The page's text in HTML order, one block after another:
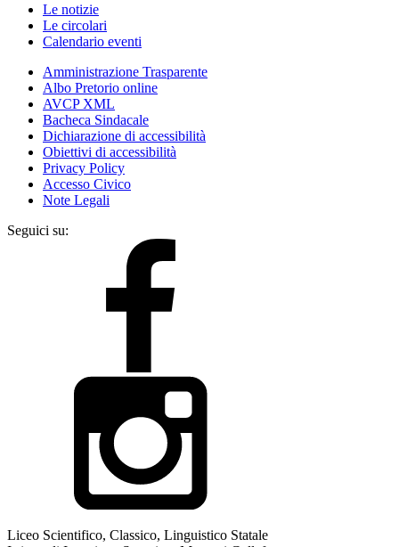
Le notizie
Le circolari
Calendario eventi
Amministrazione Trasparente
Albo Pretorio online
AVCP XML
Bacheca Sindacale
Dichiarazione di accessibilità
Obiettivi di accessibilità
Privacy Policy
Accesso Civico
Note Legali
Seguici su:
Liceo Scientifico, Classico, Linguistico Statale